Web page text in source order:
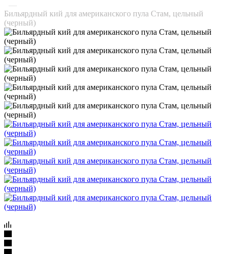
—
Бильярдный кий для американского пула Стам, цельный
(черный)